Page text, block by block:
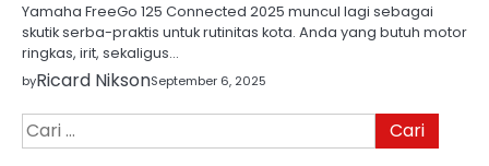
Yamaha FreeGo 125 Connected 2025 muncul lagi sebagai
skutik serba-praktis untuk rutinitas kota. Anda yang butuh motor
ringkas, irit, sekaligus…
byRicard NiksonSeptember 6, 2025
Cari
untuk: